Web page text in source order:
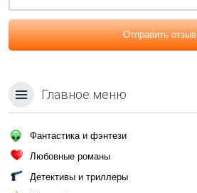
Отправить отзыв
Главное меню
Фантастика и фэнтези
Любовные романы
Детективы и триллеры